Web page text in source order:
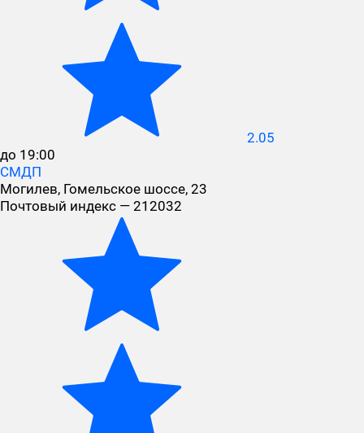
2.05
до 19:00
СМДП
Могилев, Гомельское шоссе, 23
Почтовый индекс — 212032